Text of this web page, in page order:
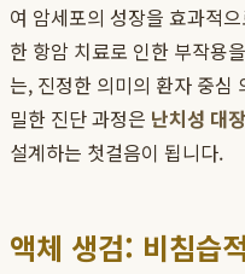
여 암세포의 성장을 효과적
한 항암 치료로 인한 부작용
는, 진정한 의미의 환자 중심
밀한 진단 과정은 난치성 대
설계하는 첫걸음이 됩니다.
액체 생검: 비침습